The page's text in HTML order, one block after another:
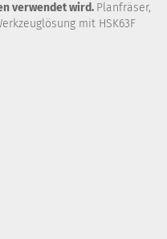
verwendet wird. Planfräser,
mit HSK63F